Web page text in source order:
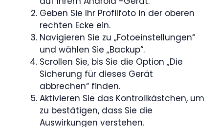
Geben Sie Ihr Profilfoto in der oberen
rechten Ecke ein.
Navigieren Sie zu „Fotoeinstellungen“
und wählen Sie „Backup“.
Scrollen Sie, bis Sie die Option „Die
Sicherung für dieses Gerät
abbrechen“ finden.
Aktivieren Sie das Kontrollkästchen, um
zu bestätigen, dass Sie die
Auswirkungen verstehen.